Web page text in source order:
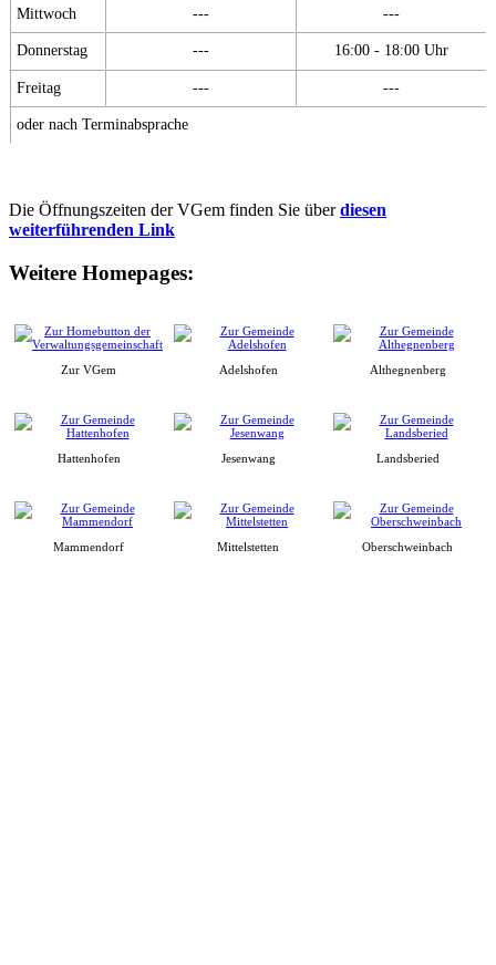
Mittwoch --- ---
Donnerstag --- 16:00 - 18:00 Uhr
Freitag --- ---
oder nach Terminabsprache
Die Öffnungszeiten der VGem finden Sie überdiesen
weiterführenden Link
Weitere Homepages:
Zur VGem Adelshofen Althegnenberg
Hattenhofen Jesenwang Landsberied
Mammendorf Mittelstetten Oberschweinbach